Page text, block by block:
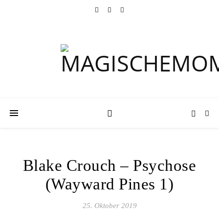
Blake Crouch – Psychose
(Wayward Pines 1)
25. Oktober 2019